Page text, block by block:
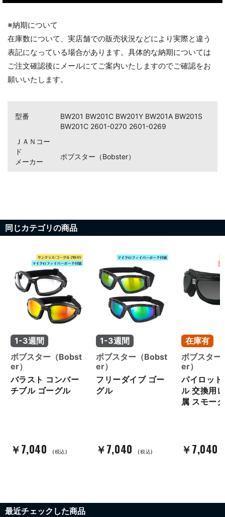
※納期について
在庫数について、実店舗での販売状況などにより実際と違う
表記になっている場合があります。具体的な納期については
ご注文確認後にメールにてご案内いたしますのでご確認をお
願いいたします。
型番
BW201 BW201C BW201Y BW201A BW201S
BW201C 2601-0270 2601-0269
ＪＡＮコー
ド
メーカー
ボブスター（Bobster）
お買い物を続ける
同じカテゴリの商品
1-3週間
ボブスター（Bobst
er）
バラスト コンバー
チブル ゴーグル
￥7,040 (税込)
1-3週間
ボブスター（Bobst
er）
フリーダイブ ゴー
グル
￥7,040 (税込)
在庫有
ボブスタ
er）
パイロッ
ル 交換用
属 スモー
￥7,040
最近チェックした商品